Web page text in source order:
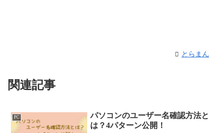
とらまん
関連記事
PC
パソコンのユーザー名確認方法と
は？4パターン公開！